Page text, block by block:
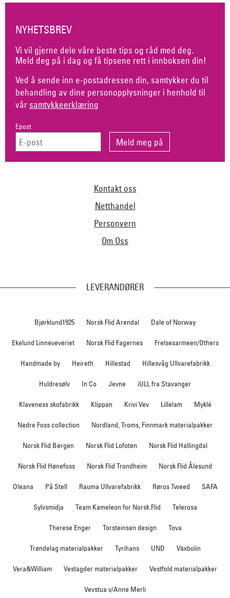
NYHETSBREV
Vi vil gjerne dele våre beste tips og råd med deg.
Meld deg på i dag og få tipsene rett i innboksen din!
Ved å sende inn e-postadressen din, samtykker du til
behandling av dine personopplysninger i henhold til
vår samtykkeerklæring
Epost
Kontakt oss
Netthandel
Personvern
Om Oss
LEVERANDØRER
Bjørklund1925 Norsk Flid Arendal Dale of Norway
Ekelund Linneveveriet Norsk Flid Fagernes Frelsesarmeen/Others
Handmade by Heireth Hillestad Hillesvåg Ullvarefabrikk
Huldresølv In Co Jevne iULL fra Stavanger
Klaveness skofabrikk Klippan Krivi Vev Lillelam Myklé
Nedre Foss collection Nordland, Troms, Finnmark materialpakker
Norsk Flid Bergen Norsk Flid Lofoten Norsk Flid Hallingdal
Norsk Flid Hønefoss Norsk Flid Trondheim Norsk Flid Ålesund
Oleana På Stell Rauma Ullvarefabrikk Røros Tweed SAFA
Sylvsmidja Team Kameleon for Norsk Flid Telerosa
Therese Enger Torsteinsen design Tova
Trøndelag materialpakker Tyrihans UND Växbolin
Vera&William Vestagder materialpakker Vestfold materialpakker
Vevstua v/Anne Merli